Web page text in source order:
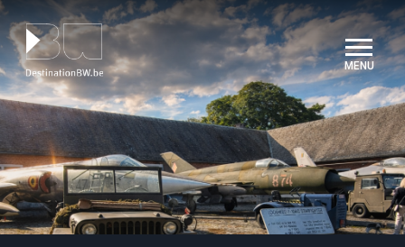
Panneau de gestion des cookies